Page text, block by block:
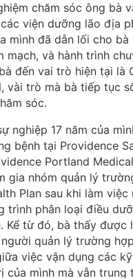
chăm sóc ông bà
viện dưỡng lão địa
mình đã dẫn lối cho
mạch, và hành trình
đến vai trò hiện tại là
vài trò mà bà tiếp tục
sóc.
nghiệp 17 năm của
bệnh tại Providence
Portland
gia nhóm quản lý
Plan sau khi làm
trình phân loại điều
Kể từ đó, bà thấy được
quản lý trường
việc vận dụng các
của mình mà vẫn trung